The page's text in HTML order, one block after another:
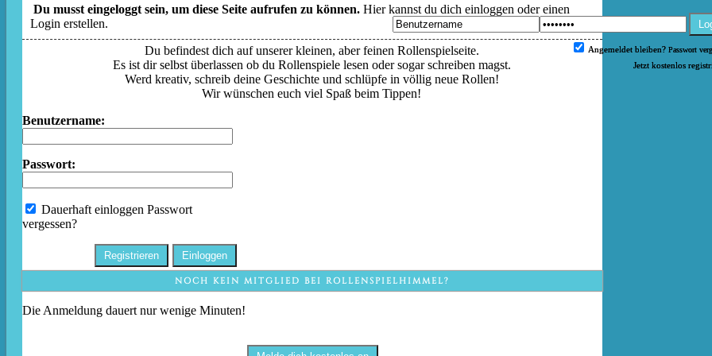
Angemeldet bleiben? Passwort
Jetzt kostenlos
Du musst eingeloggt sein, um diese Seite aufrufen zu können. Hier kannst du dich einloggen oder einen
Login erstellen.
Du befindest dich auf unserer kleinen, aber feinen Rollenspielseite.
Es ist dir selbst überlassen ob du Rollenspiele lesen oder sogar schreiben magst.
Werd kreativ, schreib deine Geschichte und schlüpfe in völlig neue Rollen!
Wir wünschen euch viel Spaß beim Tippen!
Benutzername:
Passwort:
Dauerhaft einloggen Passwort
vergessen?
NOCH KEIN MITGLIED BEI ROLLENSPIELHIMMEL?
Die Anmeldung dauert nur wenige Minuten!